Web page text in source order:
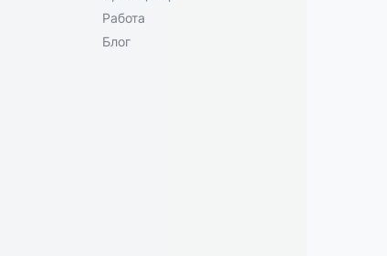
Работа
Блог